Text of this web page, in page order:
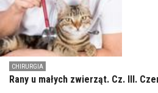
CHIRURGIA
Rany u małych zwierząt. Cz. III.